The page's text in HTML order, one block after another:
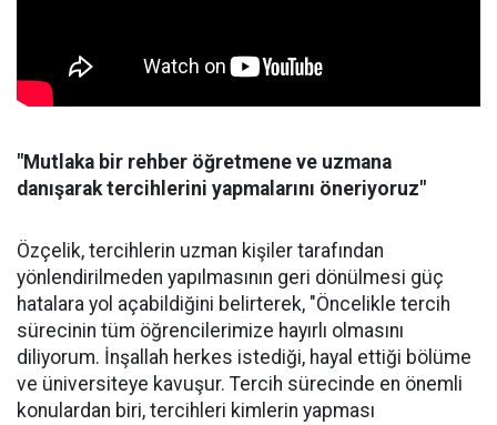
"Mutlaka bir rehber öğretmene ve uzmana
danışarak tercihlerini yapmalarını öneriyoruz"
Özçelik, tercihlerin uzman kişiler tarafından
yönlendirilmeden yapılmasının geri dönülmesi güç
hatalara yol açabildiğini belirterek, "Öncelikle tercih
sürecinin tüm öğrencilerimize hayırlı olmasını
diliyorum. İnşallah herkes istediği, hayal ettiği bölüme
ve üniversiteye kavuşur. Tercih sürecinde en önemli
konulardan biri, tercihleri kimlerin yapması